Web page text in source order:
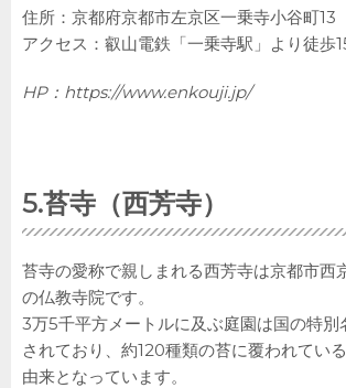
住所：京都府京都市左京区一乗寺小谷町13
アクセス：叡山電鉄「一乗寺駅」より徒歩
HP： https://www.enkouji.jp/
5.苔寺（西芳寺）
苔寺の愛称で親しまれる西芳寺は京都市西
の仏教寺院です。
3万5千平方メートルに及ぶ庭園は国の特別
されており、約120種類の苔に覆われてい
由来となっています。